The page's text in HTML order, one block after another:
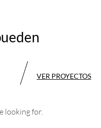
VER PROYECTOS
looking for.